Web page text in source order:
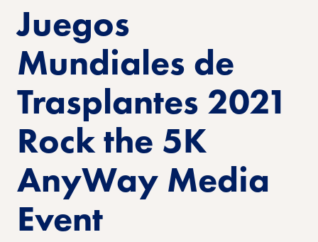
Juegos
Mundiales de
Trasplantes 2021
Rock the 5K
AnyWay Media
Event